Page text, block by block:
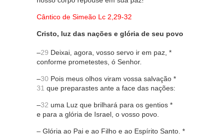
Cântico de Simeão Lc 2,29-32
Cristo, luz das nações e glória de seu povo
–29 Deixai, agora, vosso servo ir em paz, *
conforme prometestes, ó Senhor.
–30 Pois meus olhos viram vossa salvação *
31 que preparastes ante a face das nações:
–32 uma Luz que brilhará para os gentios *
e para a glória de Israel, o vosso povo.
– Glória ao Pai e ao Filho e ao Espírito Santo. *